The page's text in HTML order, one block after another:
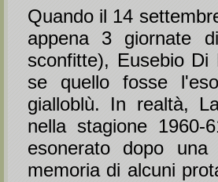
Quando il 14
appena 3 giornate
sconfitte), Eusebio
se quello fosse
gialloblù. In realtà,
nella stagione
esonerato dopo
memoria di alcuni